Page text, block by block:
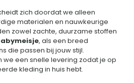
zich doordat we alleen
materialen en nauwkeurige
zowel zachte, duurzame stoffen
, als een breed
die passen bij jouw stijl.
een snelle levering zodat je op
kleding in huis hebt.